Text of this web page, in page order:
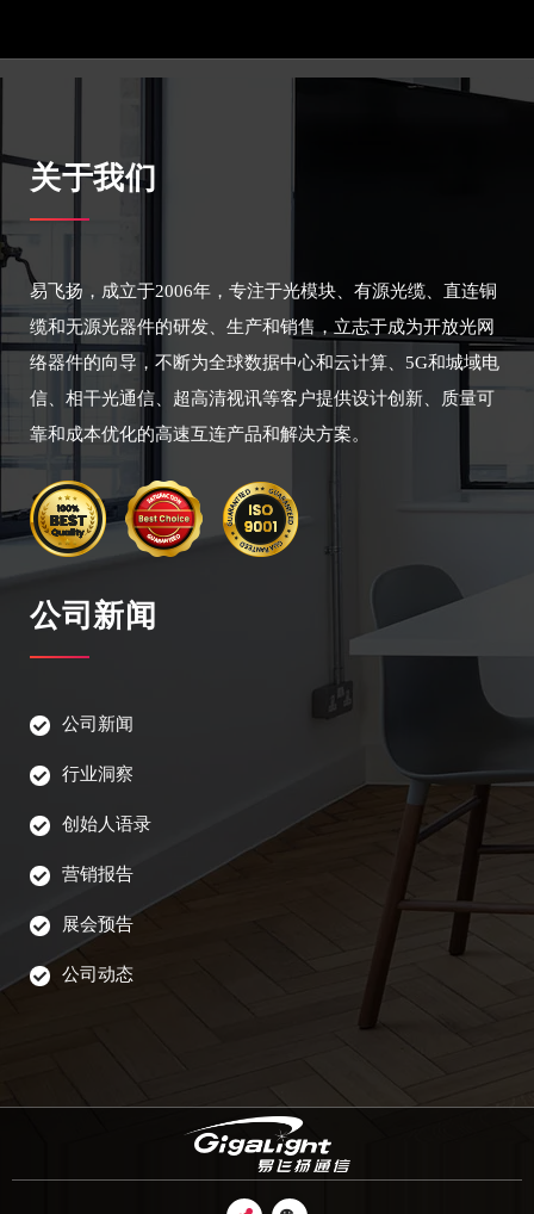
关于我们
易飞扬，成立于2006年，专注于光模块、有源光缆、直连铜
缆和无源光器件的研发、生产和销售，立志于成为开放光网
络器件的向导，不断为全球数据中心和云计算、5G和城域电
信、相干光通信、超高清视讯等客户提供设计创新、质量可
靠和成本优化的高速互连产品和解决方案。
公司新闻
公司新闻
行业洞察
创始人语录
营销报告
展会预告
公司动态